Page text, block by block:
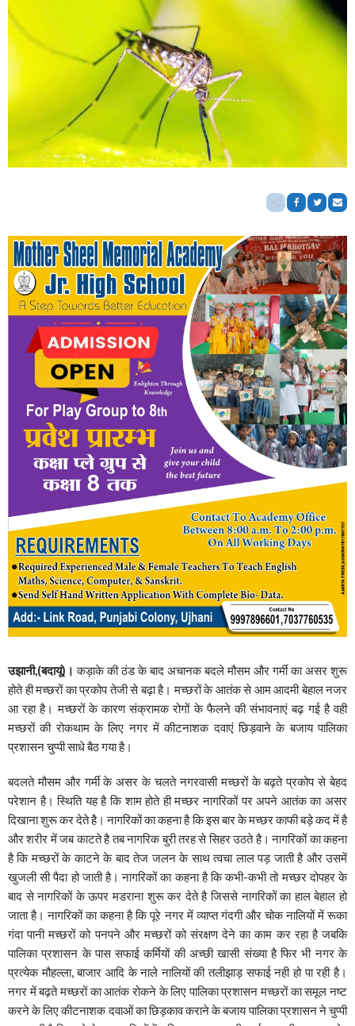
उझानी,(बदायूं)। कड़ाके की ठंड के बाद अचानक बदले मौसम और गर्मी का असर शुरू
होते ही मच्छरों का प्रकोप तेजी से बढ़ा है। मच्छरों के आतंक से आम आदमी बेहाल नजर
आ रहा है। मच्छरों के कारण संक्रामक रोगों के फैलने की संभावनाएं बढ़ गई है वही
मच्छरों की रोकथाम के लिए नगर में कीटनाशक दवाएं छिड़वाने के बजाय पालिका
प्रशासन चुप्पी साधे बैठ गया है।
बदलते मौसम और गर्मी के असर के चलते नगरवासी मच्छरों के बढ़ते प्रकोप से बेहद
परेशान है। स्थिति यह है कि शाम होते ही मच्छर नागरिकों पर अपने आतंक का असर
दिखाना शुरू कर देते है। नागरिकों का कहना है कि इस बार के मच्छर काफी बड़े कद में है
और शरीर में जब काटते है तब नागरिक बुरी तरह से सिहर उठते है। नागरिकों का कहना
है कि मच्छरों के काटने के बाद तेज जलन के साथ त्वचा लाल पड़ जाती है और उसमें
खुजली सी पैदा हो जाती है। नागरिकों का कहना है कि कभी-कभी तो मच्छर दोपहर के
बाद से नागरिकों के ऊपर मडराना शुरू कर देते है जिससे नागरिकों का हाल बेहाल हो
जाता है। नागरिकों का कहना है कि पूरे नगर में व्याप्त गंदगी और चोक नालियों में रूका
गंदा पानी मच्छरों को पनपने और मच्छरों को संरक्षण देने का काम कर रहा है जबकि
पालिका प्रशासन के पास सफाई कर्मियों की अच्छी खासी संख्या है फिर भी नगर के
प्रत्येक मौहल्ला, बाजार आदि के नाले नालियों की तलीझाड़ सफाई नही हो पा रही है।
नगर में बढ़ते मच्छरों का आतंक रोकने के लिए पालिका प्रशासन मच्छरों का समूल नष्ट
करने के लिए कीटनाशक दवाओं का छिड़काव कराने के बजाय पालिका प्रशासन ने चुप्पी